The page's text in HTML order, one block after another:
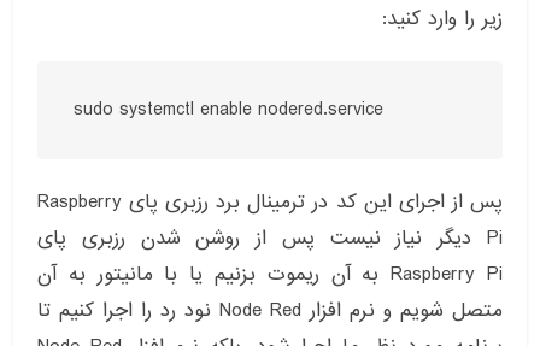
زیر را وارد کنید:
sudo systemctl enable nodered.service
پس از اجرای این کد در ترمینال برد رزبری پای Raspberry
Pi دیگر نیاز نیست پس از روشن شدن رزبری پای
Raspberry Pi به آن ریموت بزنیم یا با مانیتور به آن
متصل شویم و نرم افزار Node Red نود رد را اجرا کنیم تا